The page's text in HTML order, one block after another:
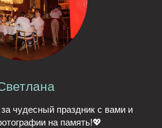
чудесный праздник с вами и
на память!💖